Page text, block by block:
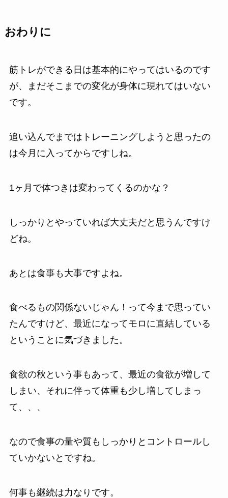
おわりに
筋トレができる日は基本的にやってはいるのです
が、まだそこまでの変化が身体に現れてはいない
です。
追い込んでまではトレーニングしようと思ったの
は今月に入ってからですしね。
1ヶ月で体つきは変わってくるのかな？
しっかりとやっていれば大丈夫だと思うんですけ
どね。
あとは食事も大事ですよね。
食べるもの関係ないじゃん！って今まで思ってい
たんですけど、最近になってモロに直結している
ということに気づきました。
食欲の秋という事もあって、最近の食欲が増して
しまい、それに伴って体重も少し増してしまっ
て、、、
なので食事の量や質もしっかりとコントロールし
ていかないとですね。
何事も継続は力なりです。